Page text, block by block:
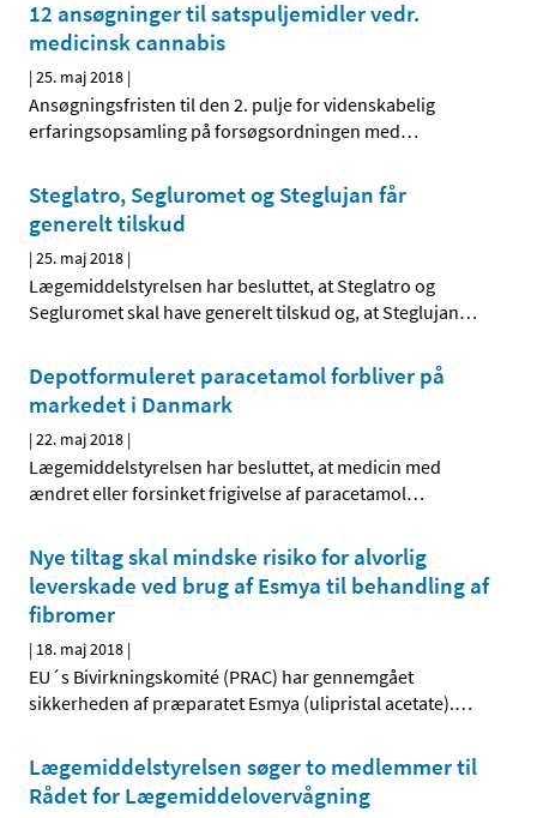
12 ansøgninger til satspuljemidler vedr.
medicinsk cannabis
|25. maj 2018 |
Ansøgningsfristen til den 2. pulje for videnskabelig
erfaringsopsamling på forsøgsordningen med…
Steglatro, Segluromet og Steglujan får
generelt tilskud
|25. maj 2018 |
Lægemiddelstyrelsen har besluttet, at Steglatro og
Segluromet skal have generelt tilskud og, at Steglujan…
Depotformuleret paracetamol forbliver på
markedet i Danmark
|22. maj 2018 |
Lægemiddelstyrelsen har besluttet, at medicin med
ændret eller forsinket frigivelse af paracetamol…
Nye tiltag skal mindske risiko for alvorlig
leverskade ved brug af Esmya til behandling af
fibromer
| 18. maj 2018 |
EU´s Bivirkningskomité (PRAC) har gennemgået
sikkerheden af præparatet Esmya (ulipristal acetate).…
Lægemiddelstyrelsen søger to medlemmer til
Rådet for Lægemiddelovervågning